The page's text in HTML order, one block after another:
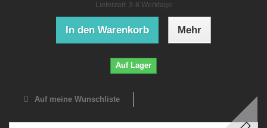
Lieferzeit: 3-8 Werktage
In den Warenkorb Mehr
Auf Lager
Auf meine Wunschliste